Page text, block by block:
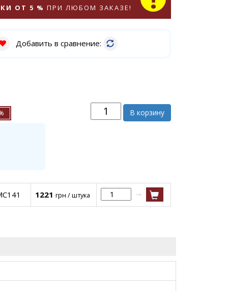
ОТ 5 % ПРИ ЛЮБОМ ЗАКАЗЕ!
Добавить в сравнение:
В корзину
1221 грн / штука →